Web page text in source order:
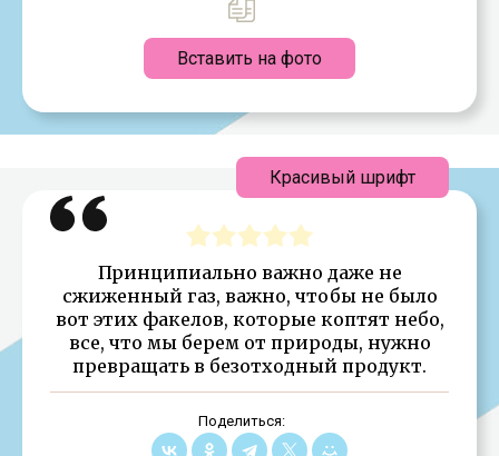
Вставить на фото
Принципиально важно даже не
сжиженный газ, важно, чтобы не было
вот этих факелов, которые коптят небо,
все, что мы берем от природы, нужно
превращать в безотходный продукт.
Поделиться:
Красивый шрифт